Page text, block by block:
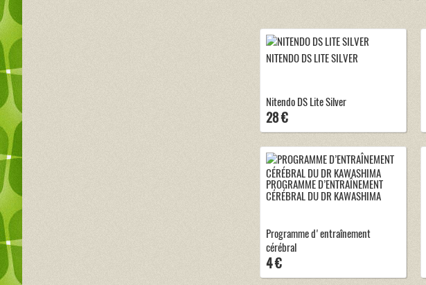
NITENDO DS LITE SILVER
Nitendo DS Lite Silver
28 €
PROGRAMME D’ENTRAÎNEMENT
CÉRÉBRAL DU DR KAWASHIMA
Programme d'entraînement
cérébral
4 €